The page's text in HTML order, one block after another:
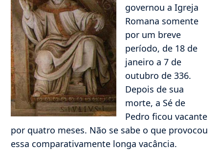
governou a Igreja
Romana somente
por um breve
período, de 18 de
janeiro a 7 de
outubro de 336.
Depois de sua
morte, a Sé de
Pedro ficou vacante
por quatro meses. Não se sabe o que provocou
essa comparativamente longa vacância.